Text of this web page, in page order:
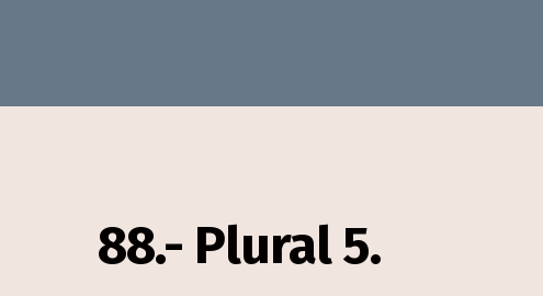
88.- Plural 5.